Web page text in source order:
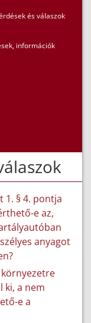
és válaszok
információk
1. § 4. pontja
e az,
anyagot
ki, a nem
e a